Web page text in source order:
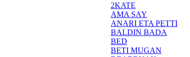
2KATE
AMA SAY
ANARI ETA PETTI
BALDIN BADA
BED
BETI MUGAN